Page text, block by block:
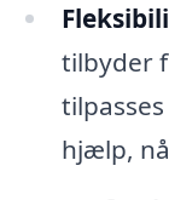
tilbyder
hjælp,